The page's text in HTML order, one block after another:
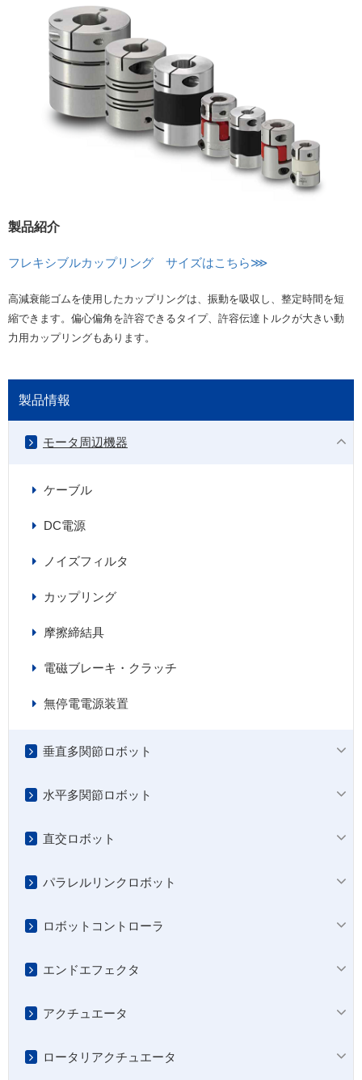
製品紹介
フレキシブルカップリング サイズはこちら⋙
高減衰能ゴムを使用したカップリングは、振動を吸収し、整定時間を短
縮できます。偏心偏角を許容できるタイプ、許容伝達トルクが大きい動
力用カップリングもあります。
製品情報
モータ周辺機器
ケーブル
DC電源
ノイズフィルタ
カップリング
摩擦締結具
電磁ブレーキ・クラッチ
無停電電源装置
垂直多関節ロボット
水平多関節ロボット
直交ロボット
パラレルリンクロボット
ロボットコントローラ
エンドエフェクタ
アクチュエータ
ロータリアクチュエータ